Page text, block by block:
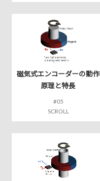
磁気式エンコーダーの動作
原理と特長
#05
SCROLL